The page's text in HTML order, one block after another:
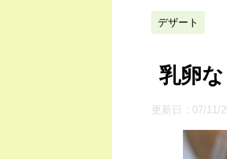
デザート
乳卵
更新日： 07/11/